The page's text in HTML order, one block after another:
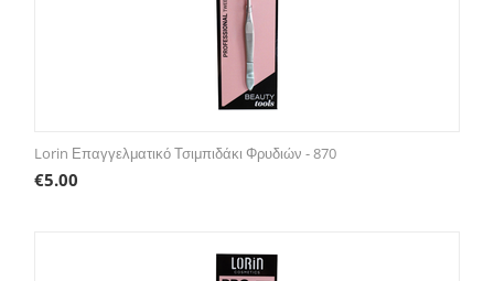
Lorin Επαγγελματικό Τσιμπιδάκι Φρυδιών - 870
€5.00